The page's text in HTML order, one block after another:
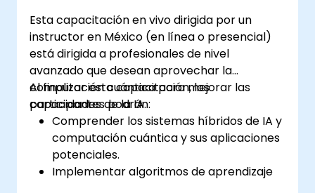
Esta capacitación en vivo dirigida por un
instructor en México (en línea o presencial)
está dirigida a profesionales de nivel
avanzado que desean aprovechar la
computación cuántica para mejorar las
capacidades de la IA.
Al finalizar esta capacitación, los
participantes podrán:
Comprender los sistemas híbridos de IA y
computación cuántica y sus aplicaciones
potenciales.
Implementar algoritmos de aprendizaje